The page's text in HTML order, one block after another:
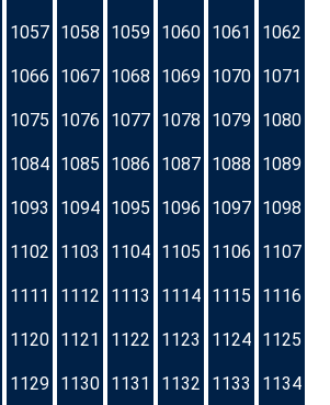
1057 1058 1059 1060 1061 1062
1066 1067 1068 1069 1070 1071
1075 1076 1077 1078 1079 1080
1084 1085 1086 1087 1088 1089
1093 1094 1095 1096 1097 1098
1102 1103 1104 1105 1106 1107
1111 1112 1113 1114 1115 1116
1120 1121 1122 1123 1124 1125
1129 1130 1131 1132 1133 1134